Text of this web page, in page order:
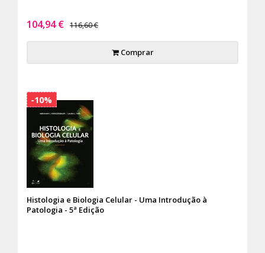
104,94 € 116,60 €
Comprar
Histologia e Biologia Celular - Uma Introdução à
Patologia - 5ª Edição
-10%